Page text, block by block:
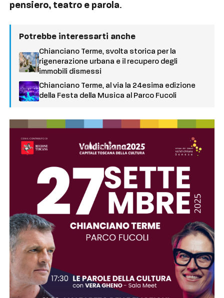
pensiero, teatro e parola.
Potrebbe interessarti anche
Chianciano Terme, svolta storica per la
rigenerazione urbana e il recupero degli
immobili dismessi
Chianciano Terme, al via la 24esima edizione
della Festa della Musica al Parco Fucoli